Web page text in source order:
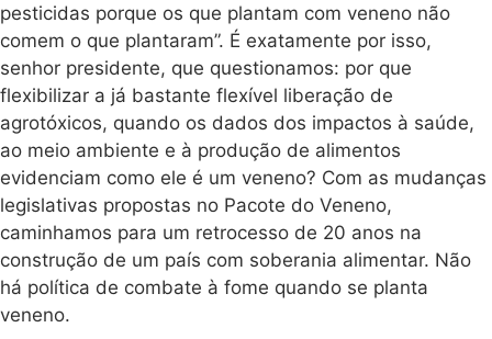
pesticidas porque os que plantam com veneno não
comem o que plantaram”. É exatamente por isso,
senhor presidente, que questionamos: por que
flexibilizar a já bastante flexível liberação de
agrotóxicos, quando os dados dos impactos à saúde,
ao meio ambiente e à produção de alimentos
evidenciam como ele é um veneno? Com as mudanças
legislativas propostas no Pacote do Veneno,
caminhamos para um retrocesso de 20 anos na
construção de um país com soberania alimentar. Não
há política de combate à fome quando se planta
veneno.